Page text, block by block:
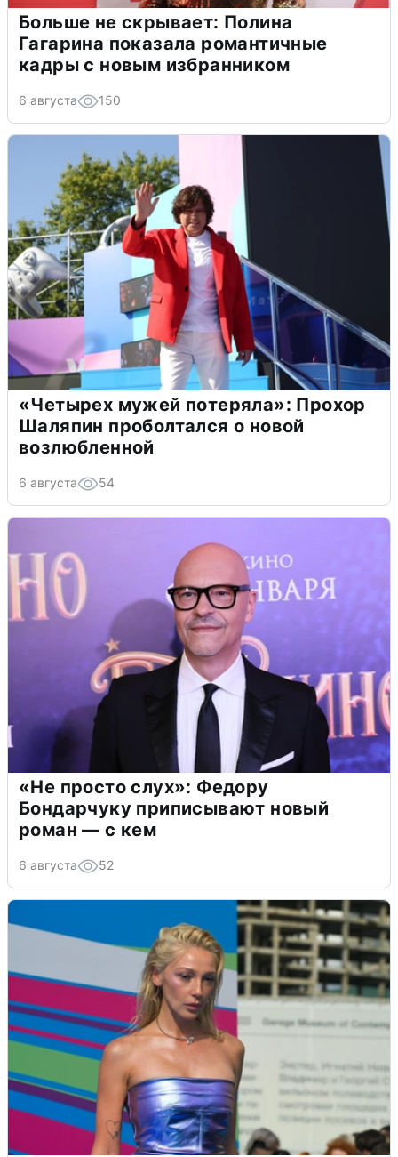
Больше не скрывает: Полина
Гагарина показала романтичные
кадры с новым избранником
6 августа 150
«Четырех мужей потеряла»: Прохор
Шаляпин проболтался о новой
возлюбленной
6 августа 54
«Не просто слух»: Федору
Бондарчуку приписывают новый
роман — с кем
6 августа 52